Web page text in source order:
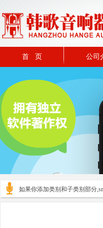
首 页 公司
如果你添加类别和子类别部分